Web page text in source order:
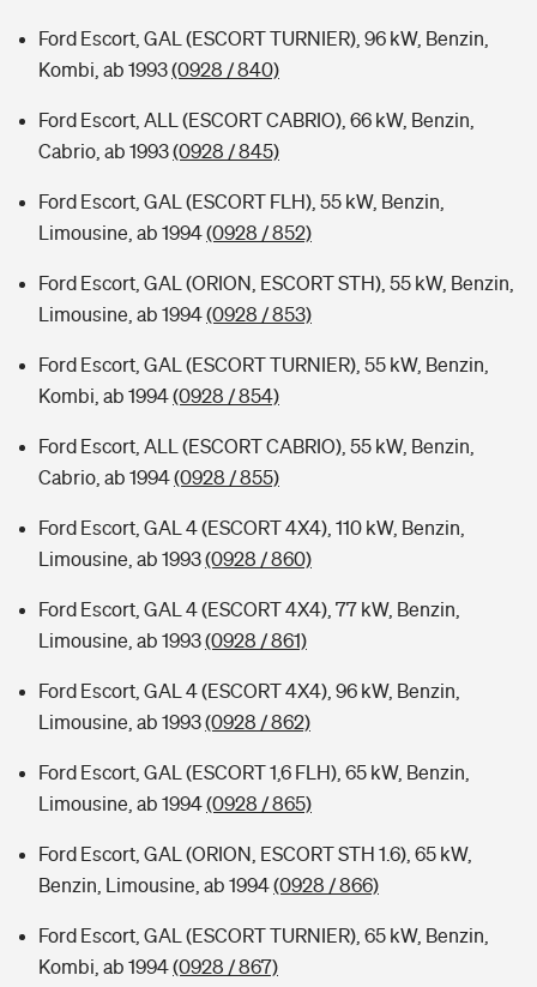
Ford Escort, GAL (ESCORT TURNIER), 96 kW, Benzin,
Kombi, ab 1993(0928 / 840)
Ford Escort, ALL (ESCORT CABRIO), 66 kW, Benzin,
Cabrio, ab 1993(0928 / 845)
Ford Escort, GAL (ESCORT FLH), 55 kW, Benzin,
Limousine, ab 1994(0928 / 852)
Ford Escort, GAL (ORION, ESCORT STH), 55 kW, Benzin,
Limousine, ab 1994(0928 / 853)
Ford Escort, GAL (ESCORT TURNIER), 55 kW, Benzin,
Kombi, ab 1994(0928 / 854)
Ford Escort, ALL (ESCORT CABRIO), 55 kW, Benzin,
Cabrio, ab 1994(0928 / 855)
Ford Escort, GAL 4 (ESCORT 4X4), 110 kW, Benzin,
Limousine, ab 1993(0928 / 860)
Ford Escort, GAL 4 (ESCORT 4X4), 77 kW, Benzin,
Limousine, ab 1993(0928 / 861)
Ford Escort, GAL 4 (ESCORT 4X4), 96 kW, Benzin,
Limousine, ab 1993(0928 / 862)
Ford Escort, GAL (ESCORT 1,6 FLH), 65 kW, Benzin,
Limousine, ab 1994(0928 / 865)
Ford Escort, GAL (ORION, ESCORT STH 1.6), 65 kW,
Benzin, Limousine, ab 1994(0928 / 866)
Ford Escort, GAL (ESCORT TURNIER), 65 kW, Benzin,
Kombi, ab 1994(0928 / 867)